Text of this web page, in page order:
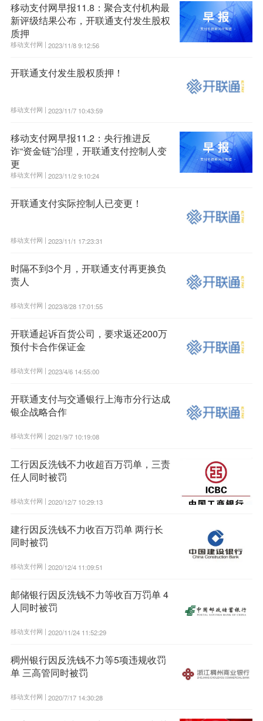
移动支付网早报11.8：聚合支付机构最
新评级结果公布，开联通支付发生股权
质押
移动支付网 | 2023/11/8 9:12:56
开联通支付发生股权质押！
移动支付网 | 2023/11/7 10:43:59
移动支付网早报11.2：央行推进反
诈“资金链”治理，开联通支付控制人变
更
移动支付网 | 2023/11/2 9:10:24
开联通支付实际控制人已变更！
移动支付网 | 2023/11/1 17:23:31
时隔不到3个月，开联通支付再更换负
责人
移动支付网 | 2023/8/28 17:01:55
开联通起诉百货公司，要求返还200万
预付卡合作保证金
移动支付网 | 2023/4/6 14:55:00
开联通支付与交通银行上海市分行达成
银企战略合作
移动支付网 | 2021/9/7 10:19:08
工行因反洗钱不力收超百万罚单，三责
任人同时被罚
移动支付网 | 2020/12/7 10:29:13
建行因反洗钱不力收百万罚单 两行长
同时被罚
移动支付网 | 2020/12/4 11:09:51
邮储银行因反洗钱不力等收百万罚单 4
人同时被罚
移动支付网 | 2020/11/24 11:52:29
稠州银行因反洗钱不力等5项违规收罚
单 三高管同时被罚
移动支付网 | 2020/7/17 14:30:28